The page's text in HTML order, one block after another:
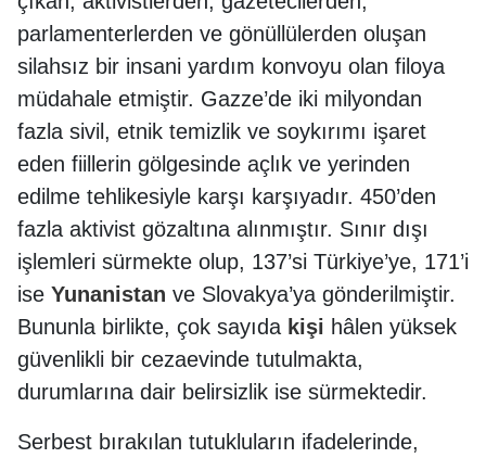
parlamenterlerden ve gönüllülerden oluşan
silahsız bir insani yardım konvoyu olan filoya
müdahale etmiştir. Gazze’de iki milyondan
fazla sivil, etnik temizlik ve soykırımı işaret
eden fiillerin gölgesinde açlık ve yerinden
edilme tehlikesiyle karşı karşıyadır. 450’den
fazla aktivist gözaltına alınmıştır. Sınır dışı
işlemleri sürmekte olup, 137’si Türkiye’ye, 171’i
ise Yunanistan ve Slovakya’ya gönderilmiştir.
Bununla birlikte, çok sayıda kişi hâlen yüksek
güvenlikli bir cezaevinde tutulmakta,
durumlarına dair belirsizlik ise sürmektedir.
Serbest bırakılan tutukluların ifadelerinde,